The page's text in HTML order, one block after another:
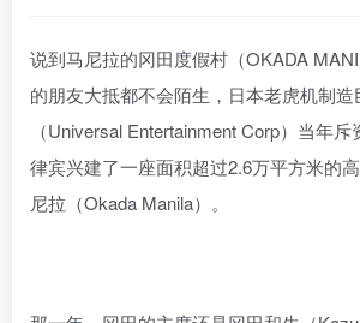
说到马尼拉的冈田度假村（OKADA
的朋友大抵都不会陌生，日本老虎机制
（Universal Entertainment Corp）当年
律宾兴建了一座面积超过2.6万平方米的
尼拉（Okada Manila）。